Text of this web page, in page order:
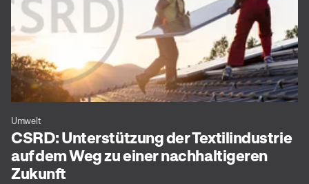
Umwelt
CSRD: Unterstützung der Textilindustrie
auf dem Weg zu einer nachhaltigeren
Zukunft